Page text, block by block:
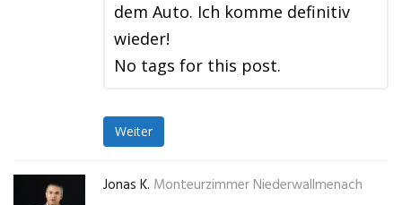
dem Auto. Ich komme definitiv
wieder!
No tags for this post.
Weiter
Jonas K. Monteurzimmer Niederwallmenach